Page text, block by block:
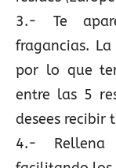
3.- Te
fragancias.
por lo que
entre las 5
desees recibir
4.- Rellena